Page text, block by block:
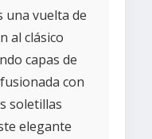
una vuelta de
al clásico
capas de
con
soletillas
elegante